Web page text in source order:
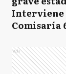
Interviene
Comisaría
Ads